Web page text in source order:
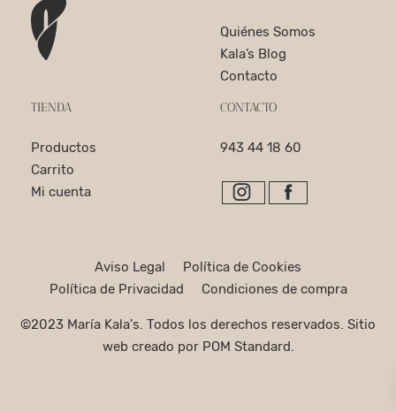
Quiénes Somos
Kala’s Blog
Contacto
TIENDA
Productos
Carrito
Mi cuenta
CONTACTO
943 44 18 60
Aviso Legal
Política de Cookies
Política de Privacidad
Condiciones de compra
©2023 María Kala's. Todos los derechos reservados. Sitio
web creado por POM Standard.